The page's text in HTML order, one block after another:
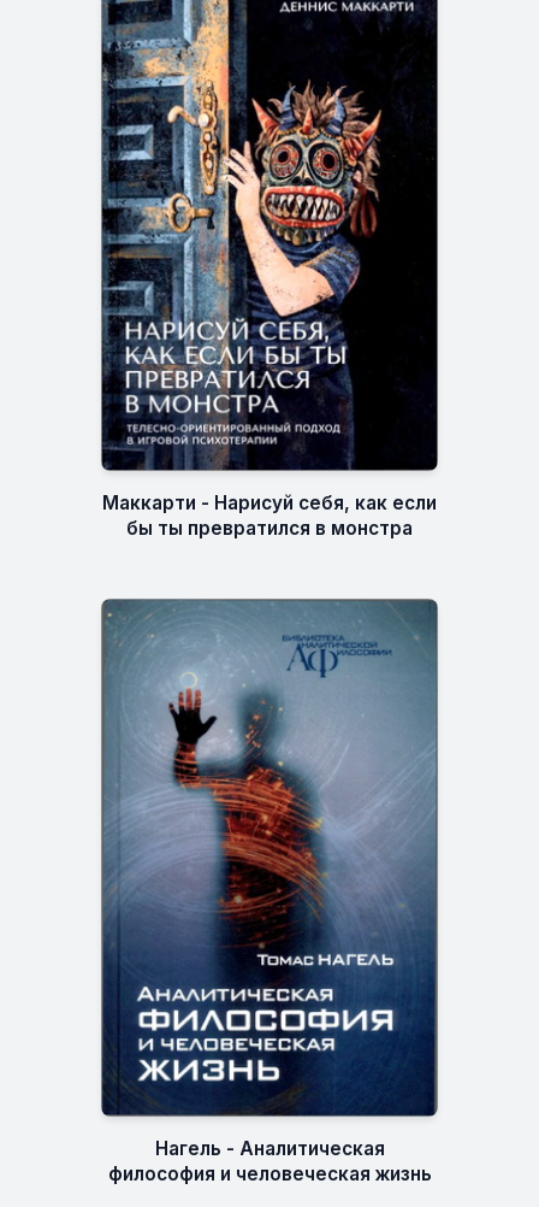
Маккарти - Нарисуй себя, как если
бы ты превратился в монстра
Нагель - Аналитическая
философия и человеческая жизнь